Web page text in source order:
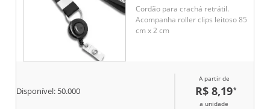
Cordão para crachá retrátil.
Acompanha roller clips leitoso 85
cm x 2 cm
Disponível: 50.000
A partir de
R$ 8,19*
a unidade